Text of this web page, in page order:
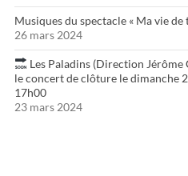
Musiques du spectacle « Ma vie de
26 mars 2024
Les Paladins (Direction Jérôme
le concert de clôture le dimanche
17h00
23 mars 2024